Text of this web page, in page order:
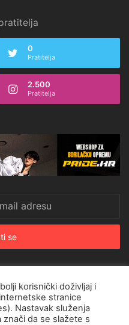
0
Pratitelja
2.500
Pratitelja
|CroRing Magazin
Impressum SHOP
korisnički doživljaj i
stranice
Nastavak služenja
da se slažete s